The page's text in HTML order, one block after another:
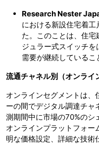
Research Nester
における新設住宅着
た。このことは、住
ジュラー式スイッチ
需要が継続しているこ
流通チャネル別（オンライ
オンラインセグメントは、
ーの間でデジタル調達チャ
測期間中に市場の70%のシ
オンラインプラットフォー
明な価格設定、詳細な技術